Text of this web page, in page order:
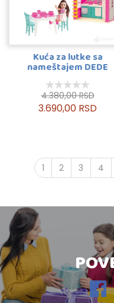
Kuća za lutke sa
nameštajem DEDE
4.380,00 RSD
3.690,00 RSD
1 2 3 4